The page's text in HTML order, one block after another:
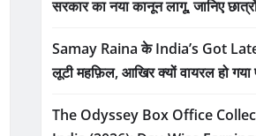
सरकार का नया कानून लागू, जानिए
Samay Raina के India’s Got
लूटी महफ़िल, आखिर क्यों वायरल हो गया
The Odyssey Box Office